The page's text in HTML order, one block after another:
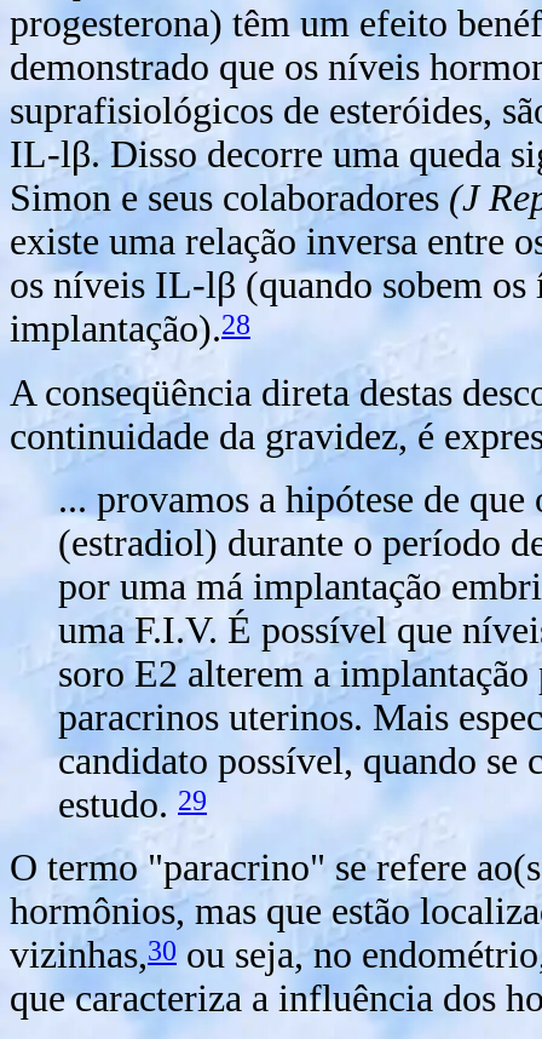
progesterona) têm um efeito
demonstrado que os níveis
suprafisiológicos de esteróides,
IL-lβ. Disso decorre uma queda
Simon e seus colaboradores (J
existe uma relação inversa entre
os níveis IL-lβ (quando sobem os
implantação).28
A conseqüência direta destas
continuidade da gravidez, é
... provamos a hipótese de
(estradiol) durante o período
por uma má implantação
uma F.I.V. É possível que
soro E2 alterem a
paracrinos uterinos. Mais
candidato possível, quando se
estudo. 29
O termo "paracrino" se refere
hormônios, mas que estão
vizinhas,30 ou seja, no
que caracteriza a influência dos